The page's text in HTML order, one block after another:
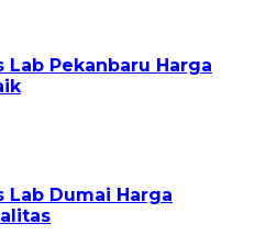
Lab Pekanbaru Harga
Lab Dumai Harga